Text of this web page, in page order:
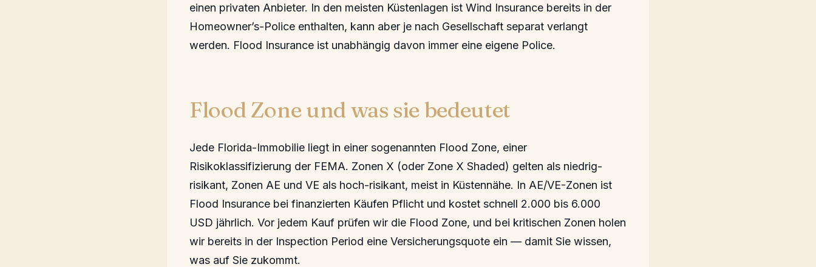
einen privaten Anbieter. In den meisten Küstenlagen ist Wind Insurance bereits in der
Homeowner’s-Police enthalten, kann aber je nach Gesellschaft separat verlangt
werden. Flood Insurance ist unabhängig davon immer eine eigene Police.
Flood Zone und was sie bedeutet
Jede Florida-Immobilie liegt in einer sogenannten Flood Zone, einer
Risikoklassifizierung der FEMA. Zonen X (oder Zone X Shaded) gelten als niedrig-
risikant, Zonen AE und VE als hoch-risikant, meist in Küstennähe. In AE/VE-Zonen ist
Flood Insurance bei finanzierten Käufen Pflicht und kostet schnell 2.000 bis 6.000
USD jährlich. Vor jedem Kauf prüfen wir die Flood Zone, und bei kritischen Zonen holen
wir bereits in der Inspection Period eine Versicherungsquote ein — damit Sie wissen,
was auf Sie zukommt.